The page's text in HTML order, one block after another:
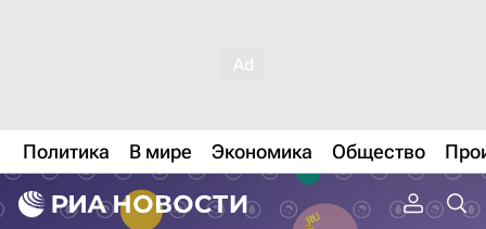
Политика В мире Экономика Общество